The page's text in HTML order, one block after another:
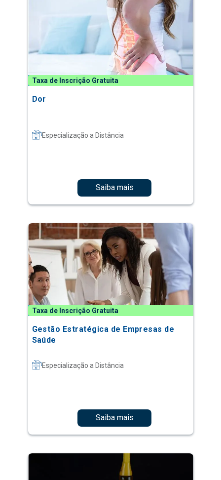
Taxa de Inscrição Gratuita
Dor
Especialização a Distância
Saiba mais
Taxa de Inscrição Gratuita
Gestão Estratégica de Empresas de
Saúde
Especialização a Distância
Saiba mais